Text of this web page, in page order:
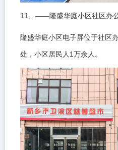
11 、 ——隆盛华庭小区社区办
隆盛华庭小区电子屏位于社区
处，小区居民人 1 万余人。